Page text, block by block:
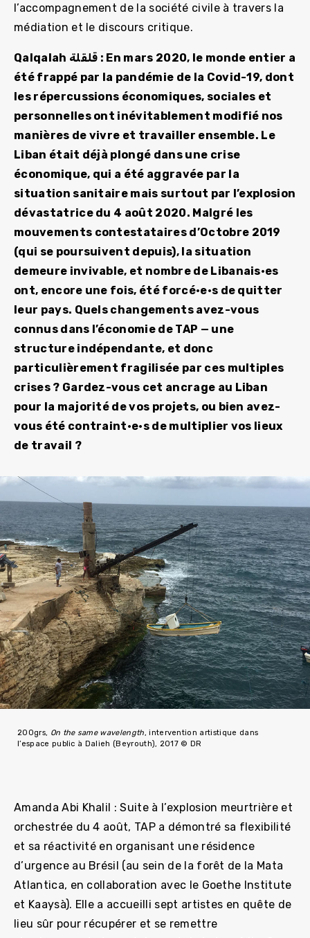
l’accompagnement de la société civile à travers la
médiation et le discours critique.
Qalqalah قلقلة : En mars 2020, le monde entier a
été frappé par la pandémie de la Covid-19, dont
les répercussions économiques, sociales et
personnelles ont inévitablement modifié nos
manières de vivre et travailler ensemble. Le
Liban était déjà plongé dans une crise
économique, qui a été aggravée par la
situation sanitaire mais surtout par l’explosion
dévastatrice du 4 août 2020. Malgré les
mouvements contestataires d’Octobre 2019
(qui se poursuivent depuis), la situation
demeure invivable, et nombre de Libanais·es
ont, encore une fois, été forcé·e·s de quitter
leur pays. Quels changements avez-vous
connus dans l’économie de TAP — une
structure indépendante, et donc
particulièrement fragilisée par ces multiples
crises ? Gardez-vous cet ancrage au Liban
pour la majorité de vos projets, ou bien avez-
vous été contraint·e·s de multiplier vos lieux
de travail ?
200grs, On the same wavelength, intervention artistique dans
l’espace public à Dalieh (Beyrouth), 2017 © DR
Amanda Abi Khalil : Suite à l’explosion meurtrière et
orchestrée du 4 août, TAP a démontré sa flexibilité
et sa réactivité en organisant une résidence
d’urgence au Brésil (au sein de la forêt de la Mata
Atlantica, en collaboration avec le Goethe Institute
et Kaaysà). Elle a accueilli sept artistes en quête de
lieu sûr pour récupérer et se remettre